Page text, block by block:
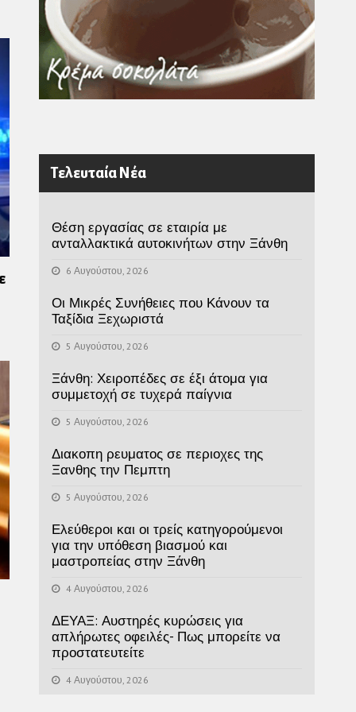
Τελευταία Νέα
Θέση εργασίας σε εταιρία με
ανταλλακτικά αυτοκινήτων στην Ξάνθη
6 Αυγούστου, 2026
Οι Μικρές Συνήθειες που Κάνουν τα
Ταξίδια Ξεχωριστά
5 Αυγούστου, 2026
Ξάνθη: Χειροπέδες σε έξι άτομα για
συμμετοχή σε τυχερά παίγνια
5 Αυγούστου, 2026
Διακοπη ρευματος σε περιοχες της
Ξανθης την Πεμπτη
5 Αυγούστου, 2026
Ελεύθεροι και οι τρείς κατηγορούμενοι
για την υπόθεση βιασμού και
μαστροπείας στην Ξάνθη
4 Αυγούστου, 2026
ΔΕΥΑΞ: Αυστηρές κυρώσεις για
απλήρωτες οφειλές- Πως μπορείτε να
προστατευτείτε
4 Αυγούστου, 2026